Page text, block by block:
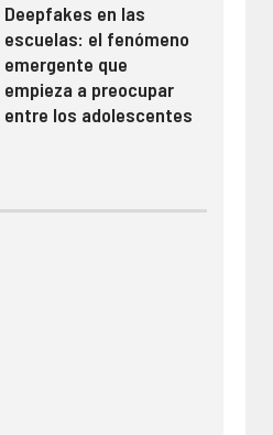
Deepfakes en las
escuelas: el fenómeno
emergente que
empieza a preocupar
entre los adolescentes